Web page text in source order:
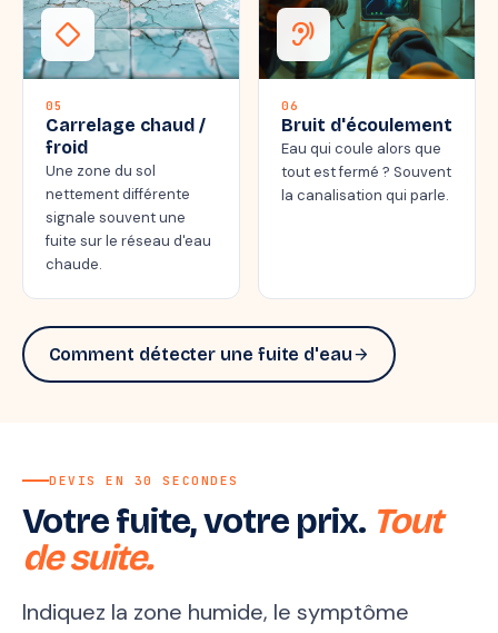
thermostat_carbon
05
Carrelage chaud /
froid
Une zone du sol
nettement différente
signale souvent une
fuite sur le réseau d'eau
chaude.
hearing
06
Bruit d'écoulement
Eau qui coule alors que
tout est fermé ? Souvent
la canalisation qui parle.
Comment détecter une fuite d'eauarrow_forward
DEVIS EN 30 SECONDES
Votre fuite, votre prix. Tout
de suite.
Indiquez la zone humide, le symptôme